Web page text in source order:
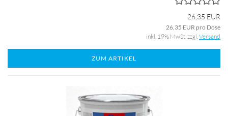
26,35 EUR
26,35 EUR pro Dose
inkl. 19% MwSt. zzgl.Versand
ZUM ARTIKEL